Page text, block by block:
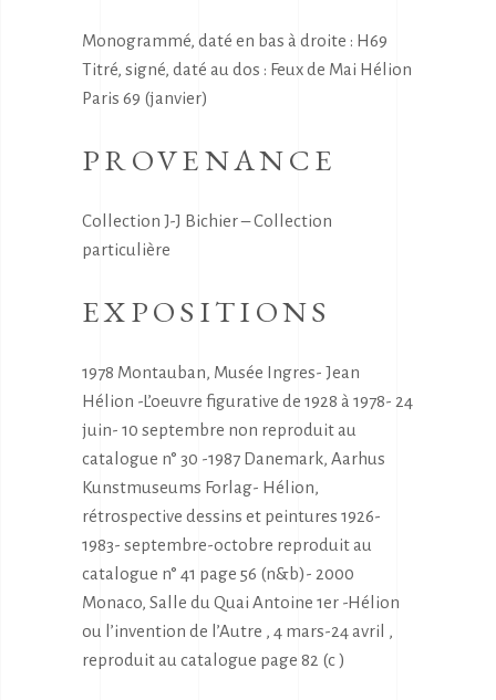
Monogrammé, daté en bas à droite : H69
Titré, signé, daté au dos : Feux de Mai Hélion
Paris 69 (janvier)
PROVENANCE
Collection J-J Bichier – Collection
particulière
EXPOSITIONS
1978 Montauban, Musée Ingres- Jean
Hélion -L’oeuvre figurative de 1928 à 1978- 24
juin- 10 septembre non reproduit au
catalogue n° 30 -1987 Danemark, Aarhus
Kunstmuseums Forlag- Hélion,
rétrospective dessins et peintures 1926-
1983- septembre-octobre reproduit au
catalogue n° 41 page 56 (n&b)- 2000
Monaco, Salle du Quai Antoine 1er -Hélion
ou l’invention de l’Autre , 4 mars-24 avril ,
reproduit au catalogue page 82 (c )